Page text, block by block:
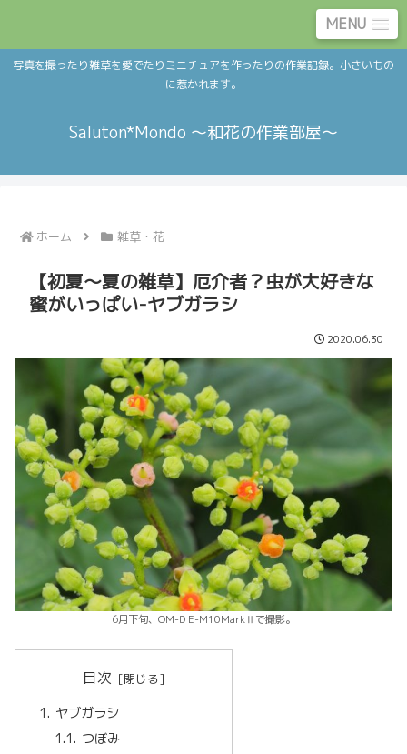
MENU
写真を撮ったり雑草を愛でたりミニチュアを作ったりの作業記録。小さいもの
に惹かれます。
Saluton*Mondo ～和花の作業部屋～
ホーム 雑草・花
【初夏～夏の雑草】厄介者？虫が大好きな
蜜がいっぱい-ヤブガラシ
2020.06.30
6月下旬、OM-D E-M10MarkⅡで撮影。
目次
ヤブガラシ
つぼみ